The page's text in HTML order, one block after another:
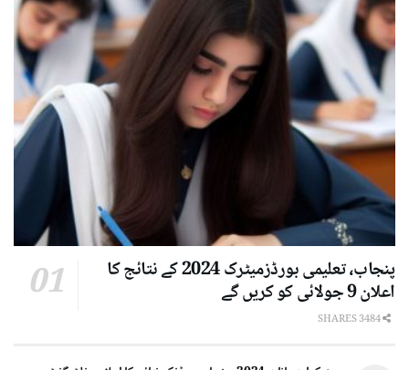
پنجاب، تعلیمی بورڈزمیٹرک 2024 کے نتائج کا
اعلان 9 جولائی کو کریں گے